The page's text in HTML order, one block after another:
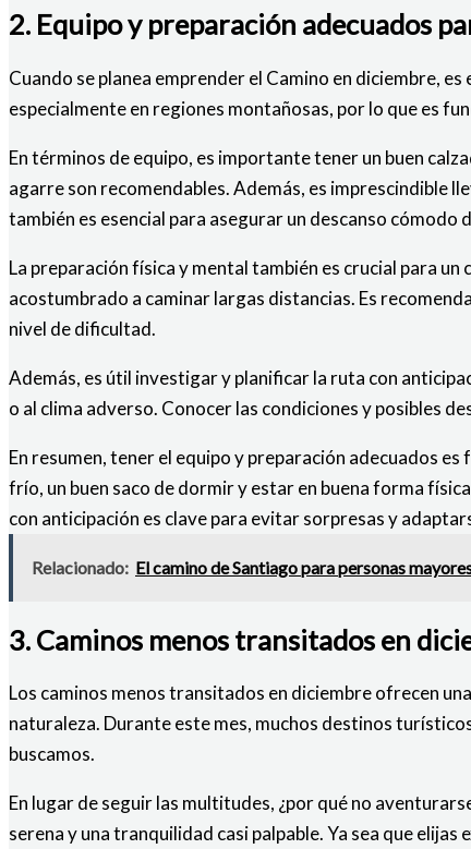
2. Equipo y preparación adecuados
Cuando se planea emprender el Camino en diciembre,
especialmente en regiones montañosas, por lo que es
En términos de equipo, es importante tener un buen
agarre son recomendables. Además, es imprescindible
también es esencial para asegurar un descanso cómodo
La preparación física y mental también es crucial para
acostumbrado a caminar largas distancias. Es
nivel de dificultad.
Además, es útil investigar y planificar la ruta con
o al clima adverso. Conocer las condiciones y posibles
En resumen, tener el equipo y preparación adecuados
frío, un buen saco de dormir y estar en buena forma
con anticipación es clave para evitar sorpresas y
Relacionado: El camino de Santiago para personas
3. Caminos menos transitados en
Los caminos menos transitados en diciembre ofrecen
naturaleza. Durante este mes, muchos destinos
buscamos.
En lugar de seguir las multitudes, ¿por qué no
serena y una tranquilidad casi palpable. Ya sea que